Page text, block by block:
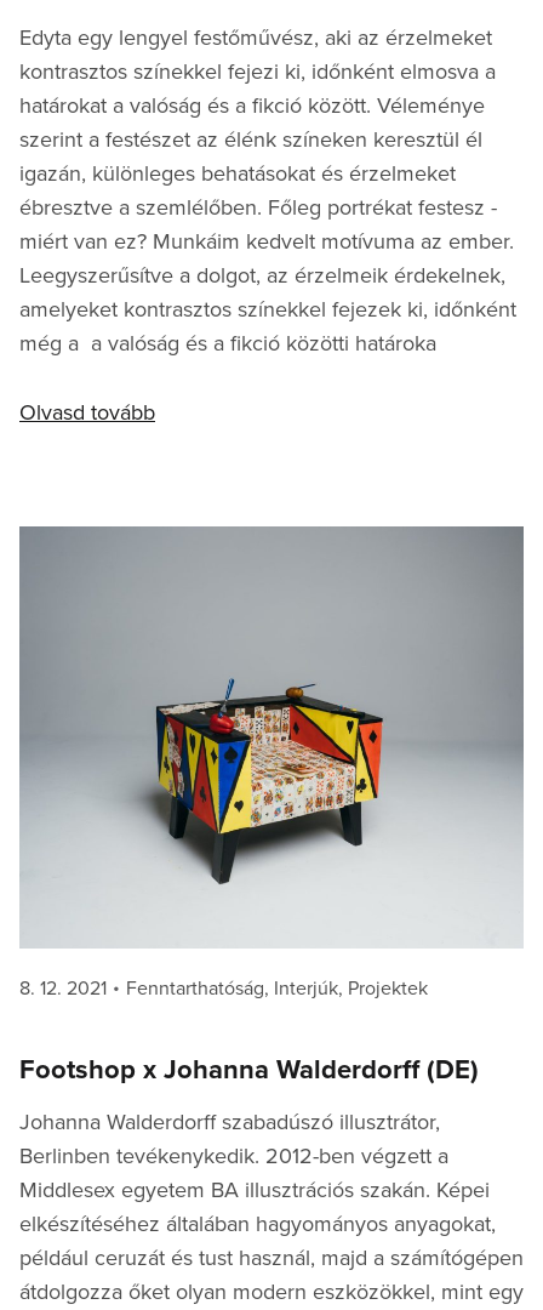
Edyta egy lengyel festőművész, aki az érzelmeket
kontrasztos színekkel fejezi ki, időnként elmosva a
határokat a valóság és a fikció között. Véleménye
szerint a festészet az élénk színeken keresztül él
igazán, különleges behatásokat és érzelmeket
ébresztve a szemlélőben. Főleg portrékat festesz -
miért van ez? Munkáim kedvelt motívuma az ember.
Leegyszerűsítve a dolgot, az érzelmeik érdekelnek,
amelyeket kontrasztos színekkel fejezek ki, időnként
még a a valóság és a fikció közötti határoka
Olvasd tovább
Posted
8. 12. 2021 Categories
Fenntarthatóság, Interjúk, Projektek
Footshop x Johanna Walderdorff (DE)
Johanna Walderdorff szabadúszó illusztrátor,
Berlinben tevékenykedik. 2012-ben végzett a
Middlesex egyetem BA illusztrációs szakán. Képei
elkészítéséhez általában hagyományos anyagokat,
például ceruzát és tust használ, majd a számítógépen
átdolgozza őket olyan modern eszközökkel, mint egy